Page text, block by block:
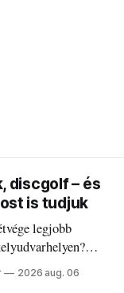
discgolf – és
is tudjuk
legjobb
– sőt, ha baj van a
ügyeletet is!
2026 aug. 06